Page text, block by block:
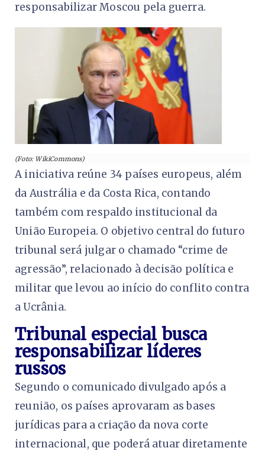
responsabilizar Moscou pela guerra.
(Foto: WikiCommons)
A iniciativa reúne 34 países europeus, além
da Austrália e da Costa Rica, contando
também com respaldo institucional da
União Europeia. O objetivo central do futuro
tribunal será julgar o chamado “crime de
agressão”, relacionado à decisão política e
militar que levou ao início do conflito contra
a Ucrânia.
Tribunal especial busca
responsabilizar líderes
russos
Segundo o comunicado divulgado após a
reunião, os países aprovaram as bases
jurídicas para a criação da nova corte
internacional, que poderá atuar diretamente